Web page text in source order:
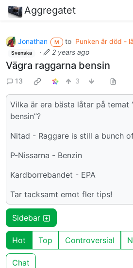
Aggregatet
Jonathan M to Punken är död -
Svenska · 2 years ago
Vägra raggarna bensin
13 3
Vilka är era bästa låtar på temat
bensin”?
Nitad - Raggare is still a bunch
P-Nissarna - Benzin
Kardborrebandet - EPA
Tar tacksamt emot fler tips!
Sidebar
Hot Top Controversial
Chat